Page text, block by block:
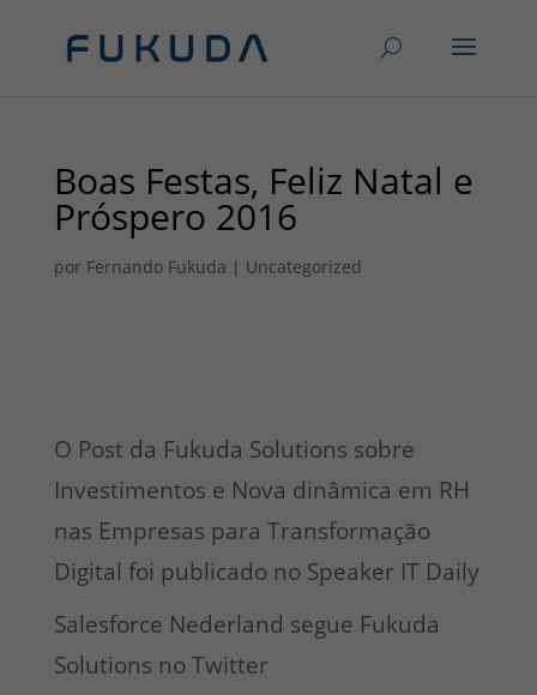
Boas Festas, Feliz Natal e
Próspero 2016
por Fernando Fukuda | Uncategorized
O Post da Fukuda Solutions sobre
Investimentos e Nova dinâmica em RH
nas Empresas para Transformação
Digital foi publicado no Speaker IT Daily
Salesforce Nederland segue Fukuda
Solutions no Twitter